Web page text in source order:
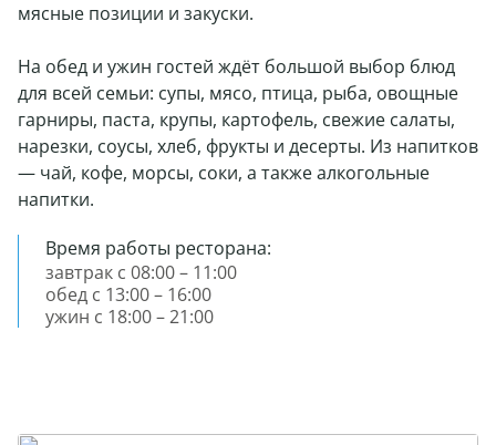
мясные позиции и закуски.
На обед и ужин гостей ждёт большой выбор блюд
для всей семьи: супы, мясо, птица, рыба, овощные
гарниры, паста, крупы, картофель, свежие салаты,
нарезки, соусы, хлеб, фрукты и десерты. Из напитков
— чай, кофе, морсы, соки, а также алкогольные
напитки.
Время работы ресторана:
завтрак с 08:00 – 11:00
обед с 13:00 – 16:00
ужин с 18:00 – 21:00